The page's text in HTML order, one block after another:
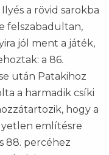
a rövid sarokba
felszabadultan,
jól ment a játék,
a 86.
után Patakihoz
a harmadik csíki
hogy a
említésre
88. percéhez